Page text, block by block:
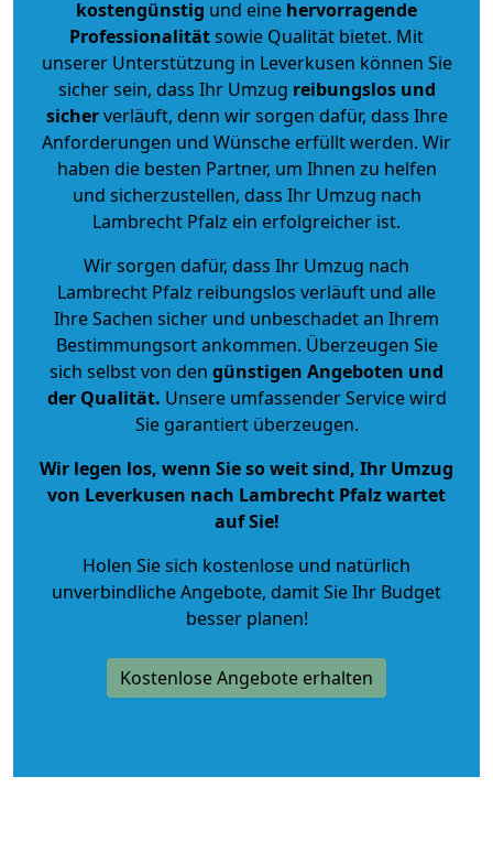
kostengünstig und eine hervorragende
Professionalitätsowie Qualität bietet. Mit
unserer Unterstützung in Leverkusen können Sie
sicher sein, dass Ihr Umzug reibungslos und
sicherverläuft, denn wir sorgen dafür, dass Ihre
Anforderungen und Wünsche erfüllt werden. Wir
haben die besten Partner, um Ihnen zu helfen
und sicherzustellen, dass Ihr Umzug nach
Lambrecht Pfalz ein erfolgreicher ist.
Wir sorgen dafür, dass Ihr Umzug nach
Lambrecht Pfalz reibungslos verläuft und alle
Ihre Sachen sicher und unbeschadet an Ihrem
Bestimmungsort ankommen. Überzeugen Sie
sich selbst von den günstigen Angeboten und
der Qualität. Unsere umfassender Service wird
Sie garantiert überzeugen.
Wir legen los, wenn Sie so weit sind, Ihr Umzug
von Leverkusen nach Lambrecht Pfalz wartet
auf Sie!
Holen Sie sich kostenlose und natürlich
unverbindliche Angebote, damit Sie Ihr Budget
besser planen!
Kostenlose Angebote erhalten